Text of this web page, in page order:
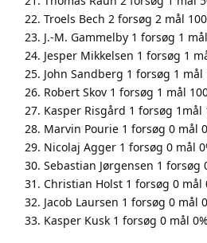
Troels Bech 2 forsøg 2 mål
J.-M. Gammelby 1 forsøg 1
Jesper Mikkelsen 1 forsøg 1
John Sandberg 1 forsøg 1 mål
Robert Skov 1 forsøg 1 mål
Kasper Risgård 1 forsøg 1mål
Marvin Pourie 1 forsøg 0 mål
Nicolaj Agger 1 forsøg 0 mål
Sebastian Jørgensen 1 forsøg
Christian Holst 1 forsøg 0 mål
Jacob Laursen 1 forsøg 0 mål
Kasper Kusk 1 forsøg 0 mål 0%